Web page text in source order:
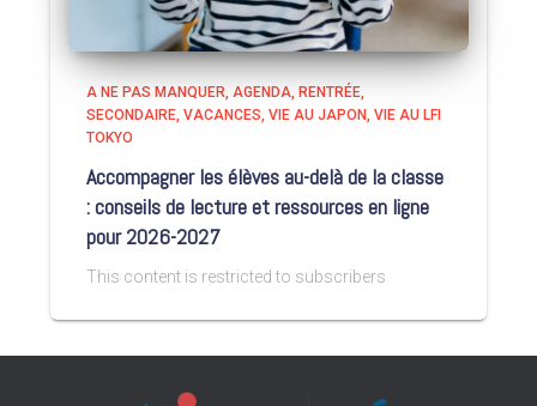
A NE PAS MANQUER AGENDA RENTRÉE
SECONDAIRE VACANCES VIE AU JAPON VIE AU LFI
TOKYO
Accompagner les élèves au-delà de la classe
: conseils de lecture et ressources en ligne
pour 2026-2027
This content is restricted to subscribers